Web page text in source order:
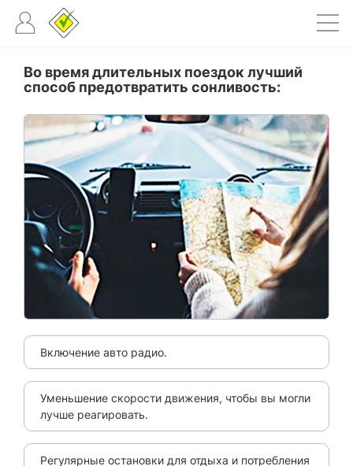
Во время длительных поездок лучший
способ предотвратить сонливость:
Включение авто радио.
Уменьшение скорости движения, чтобы вы могли
лучше реагировать.
Регулярные остановки для отдыха и потребления